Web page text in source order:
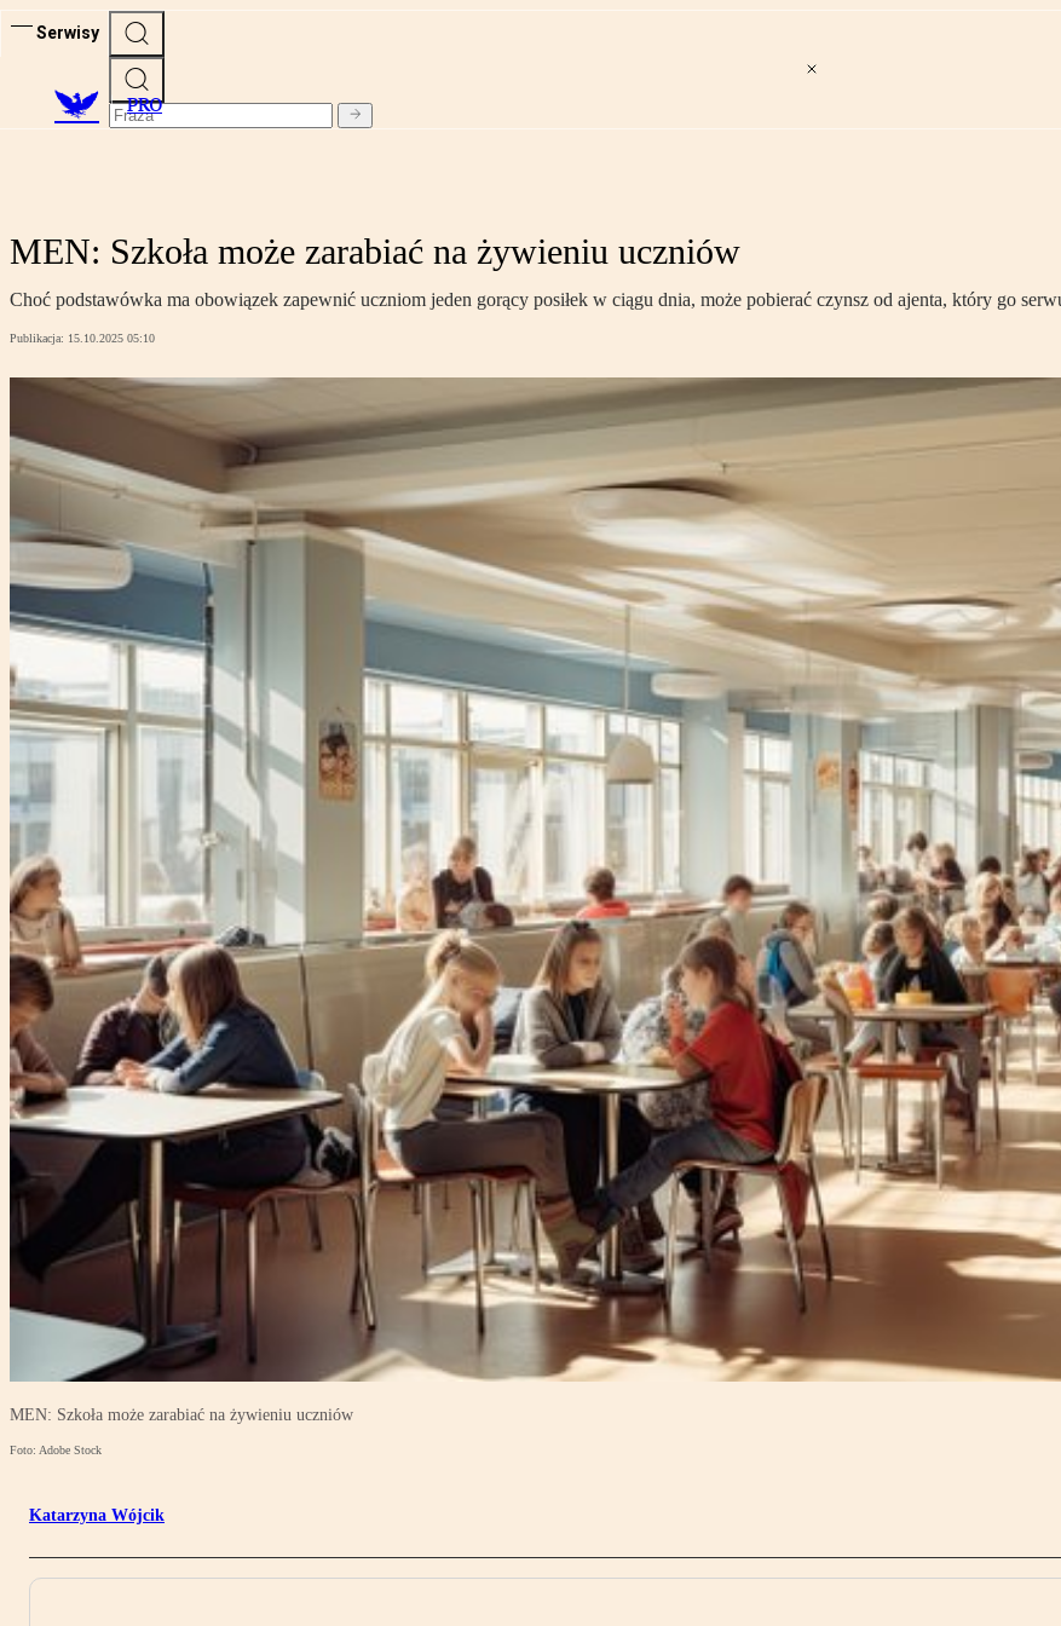
Serwisy
PRO
MEN: Szkoła może zarabiać na żywieniu uczniów
Choć podstawówka ma obowiązek zapewnić uczniom jeden gorący posiłek w ciągu dnia, może pobierać czynsz od ajenta, który go
Publikacja: 15.10.2025 05:10
MEN: Szkoła może zarabiać na żywieniu uczniów
Foto: Adobe Stock
Katarzyna Wójcik